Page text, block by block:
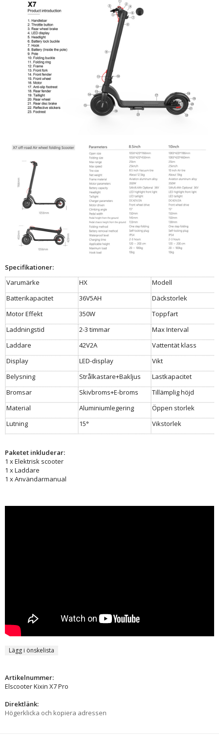
Specifikationer:
Varumärke
HX
Modell
Batterikapacitet
36V5AH
Däckstorlek
Motor Effekt
350W
Toppfart
Laddningstid
2-3 timmar
Max Interval
Laddare
42V2A
Vattentät klass
Display
LED-display
Vikt
Belysning
Strålkastare+Bakljus
Lastkapacitet
Bromsar
Skivbroms+E-broms
Tillämplig höjd
Material
Aluminiumlegering
Öppen storlek
Lutning
15° Vikstorlek
Paketet inkluderar:
1 x Elektrisk scooter
1 x Laddare
1 x Användarmanual
Lägg i önskelista
Artikelnummer:
Elscooter Kixin X7 Pro
Direktlänk:
Högerklicka och kopiera adressen